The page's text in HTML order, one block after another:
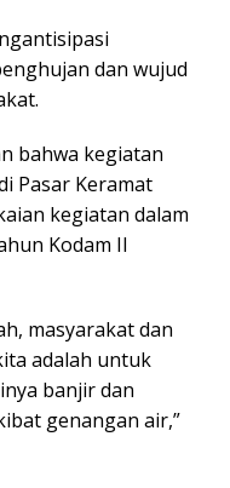
dan wujud
bahwa kegiatan
Pasar Keramat
kegiatan dalam
Kodam II
masyarakat dan
adalah untuk
banjir dan
genangan air,”